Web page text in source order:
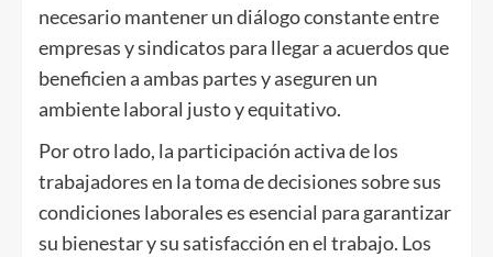
necesario mantener un diálogo constante entre
empresas y sindicatos para llegar a acuerdos que
beneficien a ambas partes y aseguren un
ambiente laboral justo y equitativo.
Por otro lado, la participación activa de los
trabajadores en la toma de decisiones sobre sus
condiciones laborales es esencial para garantizar
su bienestar y su satisfacción en el trabajo. Los